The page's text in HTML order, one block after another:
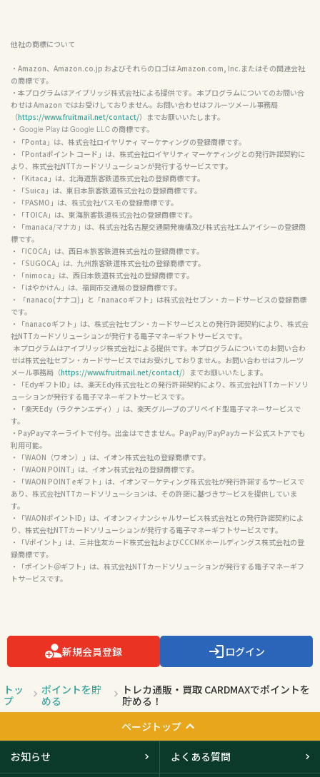
他社の商標について
・Amazon、Amazon.co.jp およびそれらのロゴは Amazon.com, Inc.またはその関連会社
の商標です。
・本プログラムはアイブリッジ株式会社による提供です。 本プログラムについてのお問い合
わせは Amazon ではお受けしておりません。お問い合わせはフルーツメール事務局
（https://www.fruitmail.net/contact/）までお願いいたします。
・ Google Play は Google LLC の商標です。
・「Ponta」は、株式会社ロイヤリティ マーケティングの登録商標です。
・「Pontaポイント コード」は、株式会社ロイヤリティ マーケティングとの発行許諾契約に
より、株式会社NTTカードソリューションが発行するサービスです。
・「Kitaca」は、北海道旅客鉄道株式会社の登録商標です。
・「Suica」は、東日本旅客鉄道株式会社の登録商標です。
・「PASMO」は、株式会社パスモの登録商標です。
・「TOICA」は、東海旅客鉄道株式会社の登録商標です。
・「manaca/マナカ」は、株式会社名古屋交通開発機構及び株式会社エムアイシーの登録商
標です。
・「ICOCA」は、西日本旅客鉄道株式会社の登録商標です。
・「SUGOCA」は、九州旅客鉄道株式会社の登録商標です。
・「nimoca」は、西日本鉄道株式会社の登録商標です。
・「はやかけん」は、福岡市交通局の登録商標です。
・ 「nanaco(ナナコ)」と「nanacoギフト」は株式会社セブン・カードサービスの登録商標
です。
・「nanacoギフト」は、株式会社セブン・カードサービスとの発行許諾契約により、株式会
社NTTカードソリューションが発行する電子マネーギフトサービスです。
せは株式会社セブン・カードサービスではお受けしておりません。お問い合わせはフルーツ
メール事務局（https://www.fruitmail.net/contact/）までお願いいたします。
・「EdyギフトID」は、楽天Edy株式会社との発行許諾契約により、株式会社NTTカードソリ
ューションが発行する電子マネーギフトサービスです。
・「楽天Edy（ラクテンエディ）」は、楽天グループのプリペイド型電子マネーサービスで
す。
・PayPayマネーライトで付与。出金はできません。PayPay/PayPayカード公式ストアでも
利用可能。
・「WAON（ワオン）」は、イオン株式会社の登録商標です。
・「WAON POINT」は、イオン株式会社の登録商標です。
・「WAON POINT eギフト」は、イオンマーケティング株式会社が発行許諾するサービスで
あり、株式会社NTTカードソリューションは、その許諾に基づきサービスを提供していま
す。
・「WAONポイントID」は、イオンフィナンシャルサービス株式会社との発行許諾契約によ
り、株式会社NTTカードソリューションが発行する電子マネーギフトサービスです。
・「Vポイント」は、三井住友カード株式会社およびCCCMKホールディングス株式会社の登
録商標です。
・「ポイント＠ギフト」は、株式会社NTTカードソリューションが発行する電子マネーギフ
トサービスです。
新規会員登録 ログイン
トッ
プ
ポイントを貯
める
トレカ通販・買取 CARDMAXでポイントを
貯める！
ページトップ
お知らせ よくある質問